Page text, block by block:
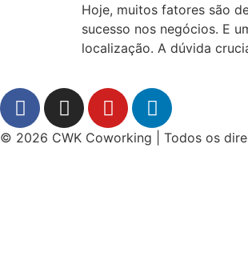
Hoje, muitos fatores são
sucesso nos negócios. E
localização. A dúvida
© 2026 CWK Coworking | Todos os